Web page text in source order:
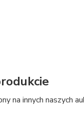
na innych naszych